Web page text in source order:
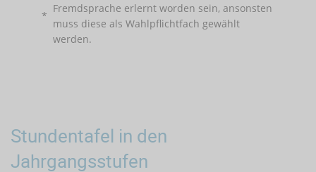
*
Fremdsprache erlernt worden sein, ansonsten
muss diese als Wahlpflichtfach gewählt
werden.
Stundentafel in den
Jahrgangsstufen